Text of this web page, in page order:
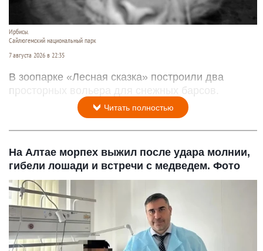
Ирбисы.
Сайлюгемский национальный парк
7 августа 2026 в 22:35
В зоопарке «Лесная сказка» построили два
просторных вольера для снежных барсов.
Читать полностью
На Алтае морпех выжил после удара молнии,
гибели лошади и встречи с медведем. Фото